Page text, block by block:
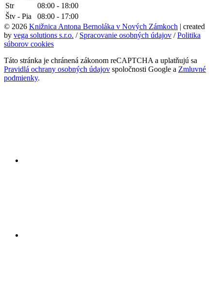
Str
08:00 - 18:00
Štv - Pia
08:00 - 17:00
© 2026 Knižnica Antona Bernoláka v Nových Zámkoch | created
by vega solutions s.r.o. / Spracovanie osobných údajov /Politika
súborov cookies
Táto stránka je chránená zákonom reCAPTCHA a uplatňujú sa
Pravidlá ochrany osobných údajov spoločnosti Google a Zmluvné
podmienky.